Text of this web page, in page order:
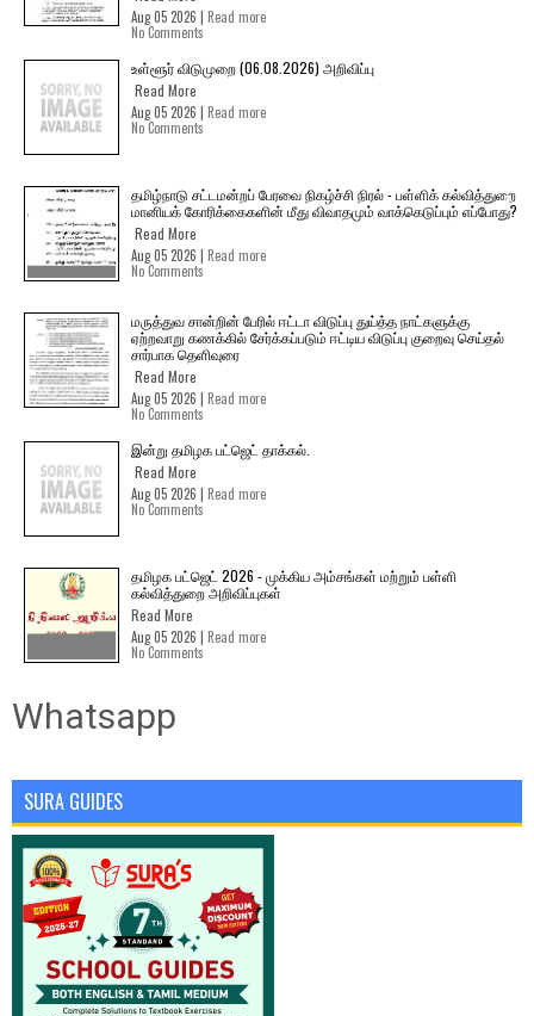
Aug 05 2026 | Read more
No Comments
உள்ளூர் விடுமுறை (06.08.2026) அறிவிப்பு
Read More
Aug 05 2026 | Read more
No Comments
தமிழ்நாடு சட்டமன்றப் பேரவை நிகழ்ச்சி நிரல் - பள்ளிக் கல்வித்துறை
மானியக் கோரிக்கைகளின் மீது விவாதமும் வாக்கெடுப்பும் எப்போது?
Read More
Aug 05 2026 | Read more
No Comments
மருத்துவ சான்றின் பேரில் ஈட்டா விடுப்பு துய்த்த நாட்களுக்கு
ஏற்றவாறு கணக்கில் சேர்க்கப்படும் ஈட்டிய விடுப்பு குறைவு செய்தல்
சார்பாக தெளிவுரை
Read More
Aug 05 2026 | Read more
No Comments
இன்று தமிழக பட்ஜெட் தாக்கல்.
Read More
Aug 05 2026 | Read more
No Comments
தமிழக பட்ஜெட் 2026 - முக்கிய அம்சங்கள் மற்றும் பள்ளி
கல்வித்துறை அறிவிப்புகள்
Read More
Aug 05 2026 | Read more
No Comments
Whatsapp
SURA GUIDES